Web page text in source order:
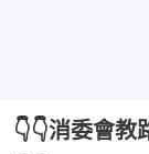
👇👇消委會